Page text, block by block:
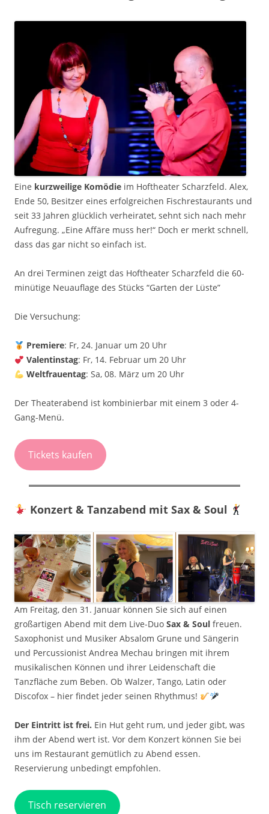
Eine kurzweilige Komödie im Hoftheater Scharzfeld. Alex,
Ende 50, Besitzer eines erfolgreichen Fischrestaurants und
seit 33 Jahren glücklich verheiratet, sehnt sich nach mehr
Aufregung. „Eine Affäre muss her!“ Doch er merkt schnell,
dass das gar nicht so einfach ist.
An drei Terminen zeigt das Hoftheater Scharzfeld die 60-
minütige Neuauflage des Stücks “Garten der Lüste”
Die Versuchung:
Premiere: Fr, 24. Januar um 20 Uhr
Valentinstag: Fr, 14. Februar um 20 Uhr
Weltfrauentag: Sa, 08. März um 20 Uhr
Der Theaterabend ist kombinierbar mit einem 3 oder 4-
Gang-Menü.
Tickets kaufen
Konzert & Tanzabend mit Sax & Soul
Am Freitag, den 31. Januar können Sie sich auf einen
großartigen Abend mit dem Live-Duo Sax & Soul freuen.
Saxophonist und Musiker Absalom Grune und Sängerin
und Percussionist Andrea Mechau bringen mit ihrem
musikalischen Können und ihrer Leidenschaft die
Tanzfläche zum Beben. Ob Walzer, Tango, Latin oder
Discofox – hier findet jeder seinen Rhythmus!
Der Eintritt ist frei. Ein Hut geht rum, und jeder gibt, was
ihm der Abend wert ist. Vor dem Konzert können Sie bei
uns im Restaurant gemütlich zu Abend essen.
Reservierung unbedingt empfohlen.
Tisch reservieren